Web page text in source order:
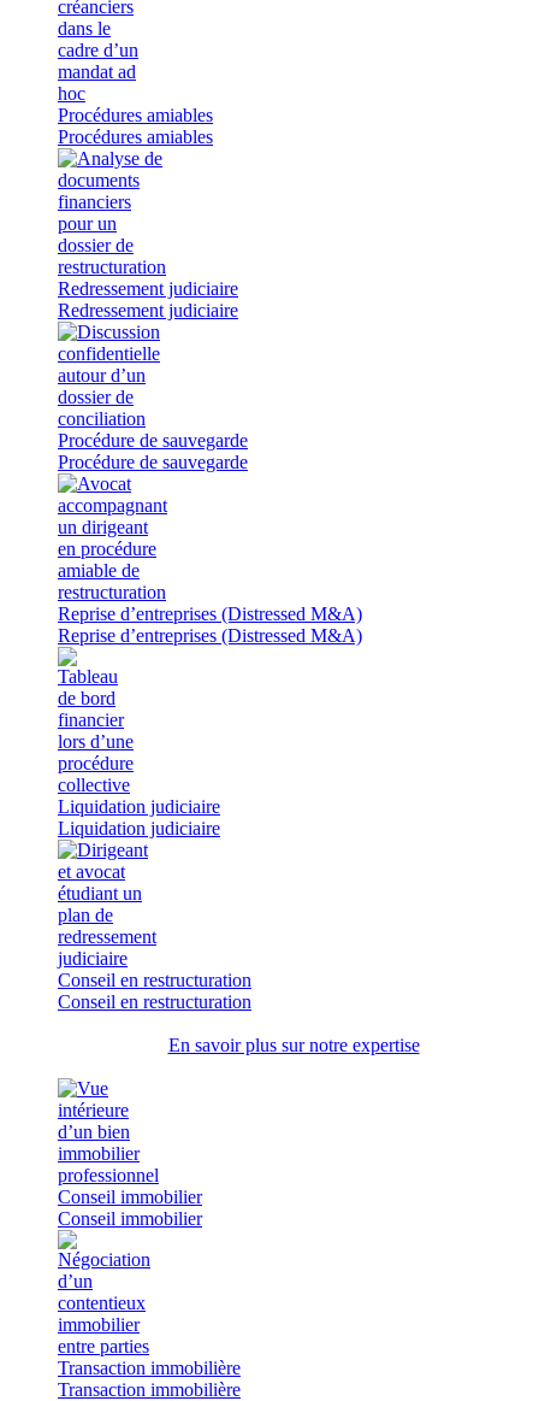
Procédures amiables
Procédures amiables
Redressement judiciaire
Redressement judiciaire
Procédure de sauvegarde
Procédure de sauvegarde
Reprise d’entreprises (Distressed M&A)
Reprise d’entreprises (Distressed M&A)
Liquidation judiciaire
Liquidation judiciaire
Conseil en restructuration
Conseil en restructuration
En savoir plus sur notre expertise
Conseil immobilier
Conseil immobilier
Transaction immobilière
Transaction immobilière